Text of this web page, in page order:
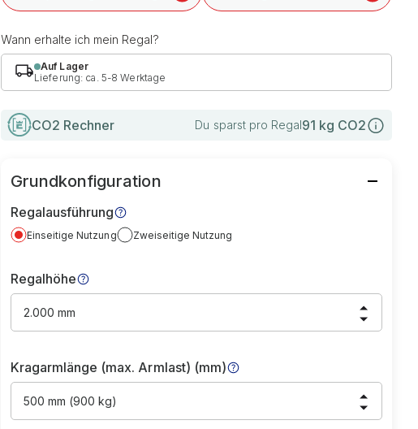
Wann erhalte ich mein Regal?
Auf Lager
Lieferung: ca. 5-8 Werktage
CO2 Rechner Du sparst pro Regal91 kg CO2
Grundkonfiguration
Regalausführung
Einseitige Nutzung Zweiseitige Nutzung
Regalhöhe
2.000 mm
Kragarmlänge (max. Armlast) (mm)
500 mm (900 kg)